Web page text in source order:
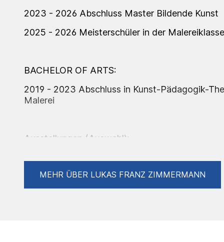
2023 - 2026 Abschluss Master Bildende Kunst
2025 - 2026 Meisterschüler in der
BACHELOR OF ARTS:
2019 - 2023 Abschluss in Kunst-Pädagogik-
Malerei
Ausstellungen (Auswahl):
2019 Künstlerforum Bonn
2019 AHRTkomm Sinzig
2020 1. Sinziger Druck Kunst Festival
MEHR ÜBER LUKAS FRANZ ZIMMERMANN